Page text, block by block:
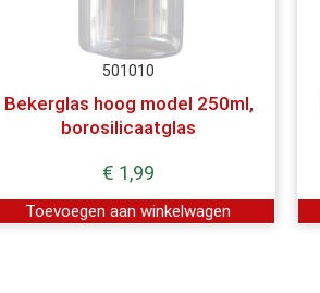
501010
Bekerglas hoog model 250ml,
borosilicaatglas
€ 1,99
Toevoegen aan winkelwagen